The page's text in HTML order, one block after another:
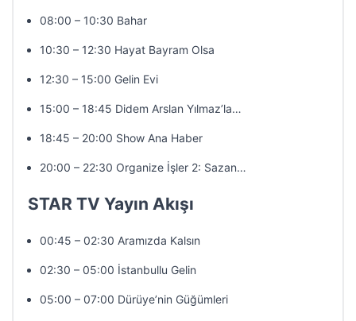
08:00 – 10:30 Bahar
10:30 – 12:30 Hayat Bayram Olsa
12:30 – 15:00 Gelin Evi
15:00 – 18:45 Didem Arslan Yılmaz’la…
18:45 – 20:00 Show Ana Haber
20:00 – 22:30 Organize İşler 2: Sazan…
STAR TV Yayın Akışı
00:45 – 02:30 Aramızda Kalsın
02:30 – 05:00 İstanbullu Gelin
05:00 – 07:00 Dürüye’nin Güğümleri